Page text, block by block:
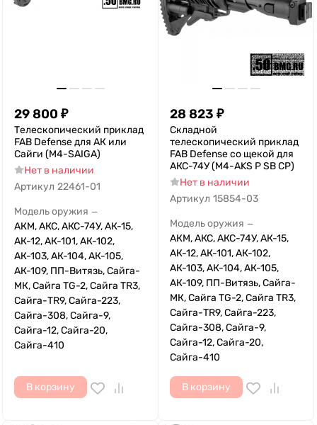
29 800 ₽
Телескопический приклад
FAB Defense для АК или
Сайги (M4-SAIGA)
Нет в наличии
Артикул 22461-01
Модель оружия —
АКМ, АКС, АКС-74У, АК-15,
АК-12, АК-101, АК-102,
АК-103, АК-104, АК-105,
АК-109, ПП-Витязь, Сайга-
МК, Сайга TG-2, Сайга TR3,
Сайга-TR9, Сайга-223,
Сайга-308, Сайга-9,
Сайга-12, Сайга-20,
Сайга-410
В корзину
28 823 ₽
Складной
телескопический приклад
FAB Defense со щекой для
АКС-74У (M4-AKS P SB CP)
Нет в наличии
Артикул 15854-03
Модель оружия —
АКМ, АКС, АКС-74У, АК-15,
АК-12, АК-101, АК-102,
АК-103, АК-104, АК-105,
АК-109, ПП-Витязь, Сайга-
МК, Сайга TG-2, Сайга TR3,
Сайга-TR9, Сайга-223,
Сайга-308, Сайга-9,
Сайга-12, Сайга-20,
Сайга-410
В корзину